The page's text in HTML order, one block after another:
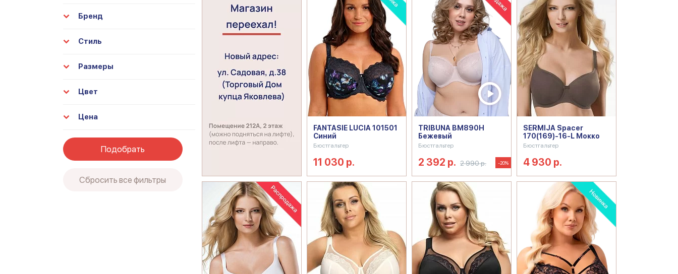
Бренд
Стиль
Размеры
Цвет
Цена
Подобрать
Сбросить все фильтры
FANTASIE LUCIA 101501
Синий
Бюстгальтер
11 030 р.
TRIBUNA BM890H
Бежевый
Бюстгальтер
2 392 р. 2 990 р. -20%
SERMIJA Spacer
170(169)-16-L Мокко
Бюстгальтер
4 930 р.